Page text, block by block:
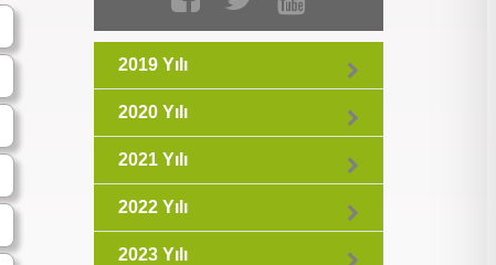
2019 Yılı
2020 Yılı
2021 Yılı
2022 Yılı
2023 Yılı